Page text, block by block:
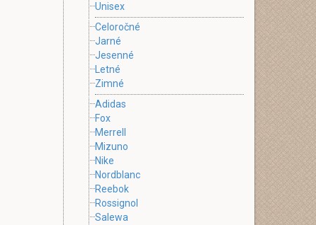
Unisex
Celoročné
Jarné
Jesenné
Letné
Zimné
Adidas
Fox
Merrell
Mizuno
Nike
Nordblanc
Reebok
Rossignol
Salewa